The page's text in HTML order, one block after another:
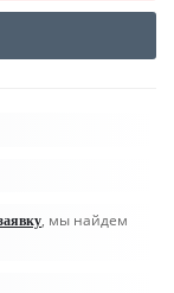
, мы найдем